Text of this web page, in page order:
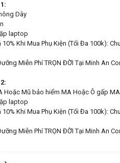
Dây
laptop
Khi Mua Phụ Kiện (Tối Đa 100k):
Miễn Phí TRỌN ĐỜI Tại Minh An
Hoặc Mũ bảo hiểm MA Hoặc Ô gấp MA
laptop
Khi Mua Phụ Kiện (Tối Đa 100k):
Miễn Phí TRỌN ĐỜI Tại Minh An